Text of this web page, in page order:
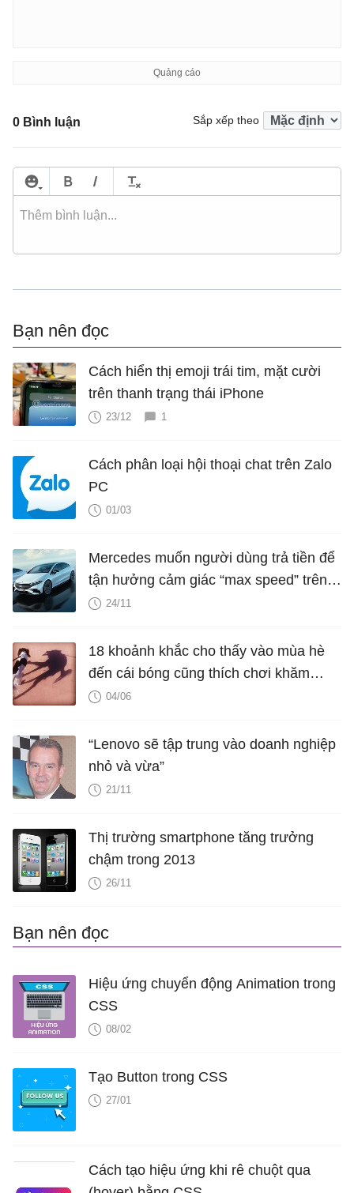
0 Bình luận Sắp xếp theo
Bạn nên đọc
Cách hiển thị emoji trái tim, mặt cười
trên thanh trạng thái iPhone
23/12 1
Cách phân loại hội thoại chat trên Zalo
PC
01/03
Mercedes muốn người dùng trả tiền để
tận hưởng cảm giác “max speed” trên
xe điện
24/11
18 khoảnh khắc cho thấy vào mùa hè
đến cái bóng cũng thích chơi khăm
chúng ta
04/06
“Lenovo sẽ tập trung vào doanh nghiệp
nhỏ và vừa”
21/11
Thị trường smartphone tăng trưởng
chậm trong 2013
26/11
Bạn nên đọc
Hiệu ứng chuyển động Animation trong
CSS
08/02
Tạo Button trong CSS
27/01
Cách tạo hiệu ứng khi rê chuột qua